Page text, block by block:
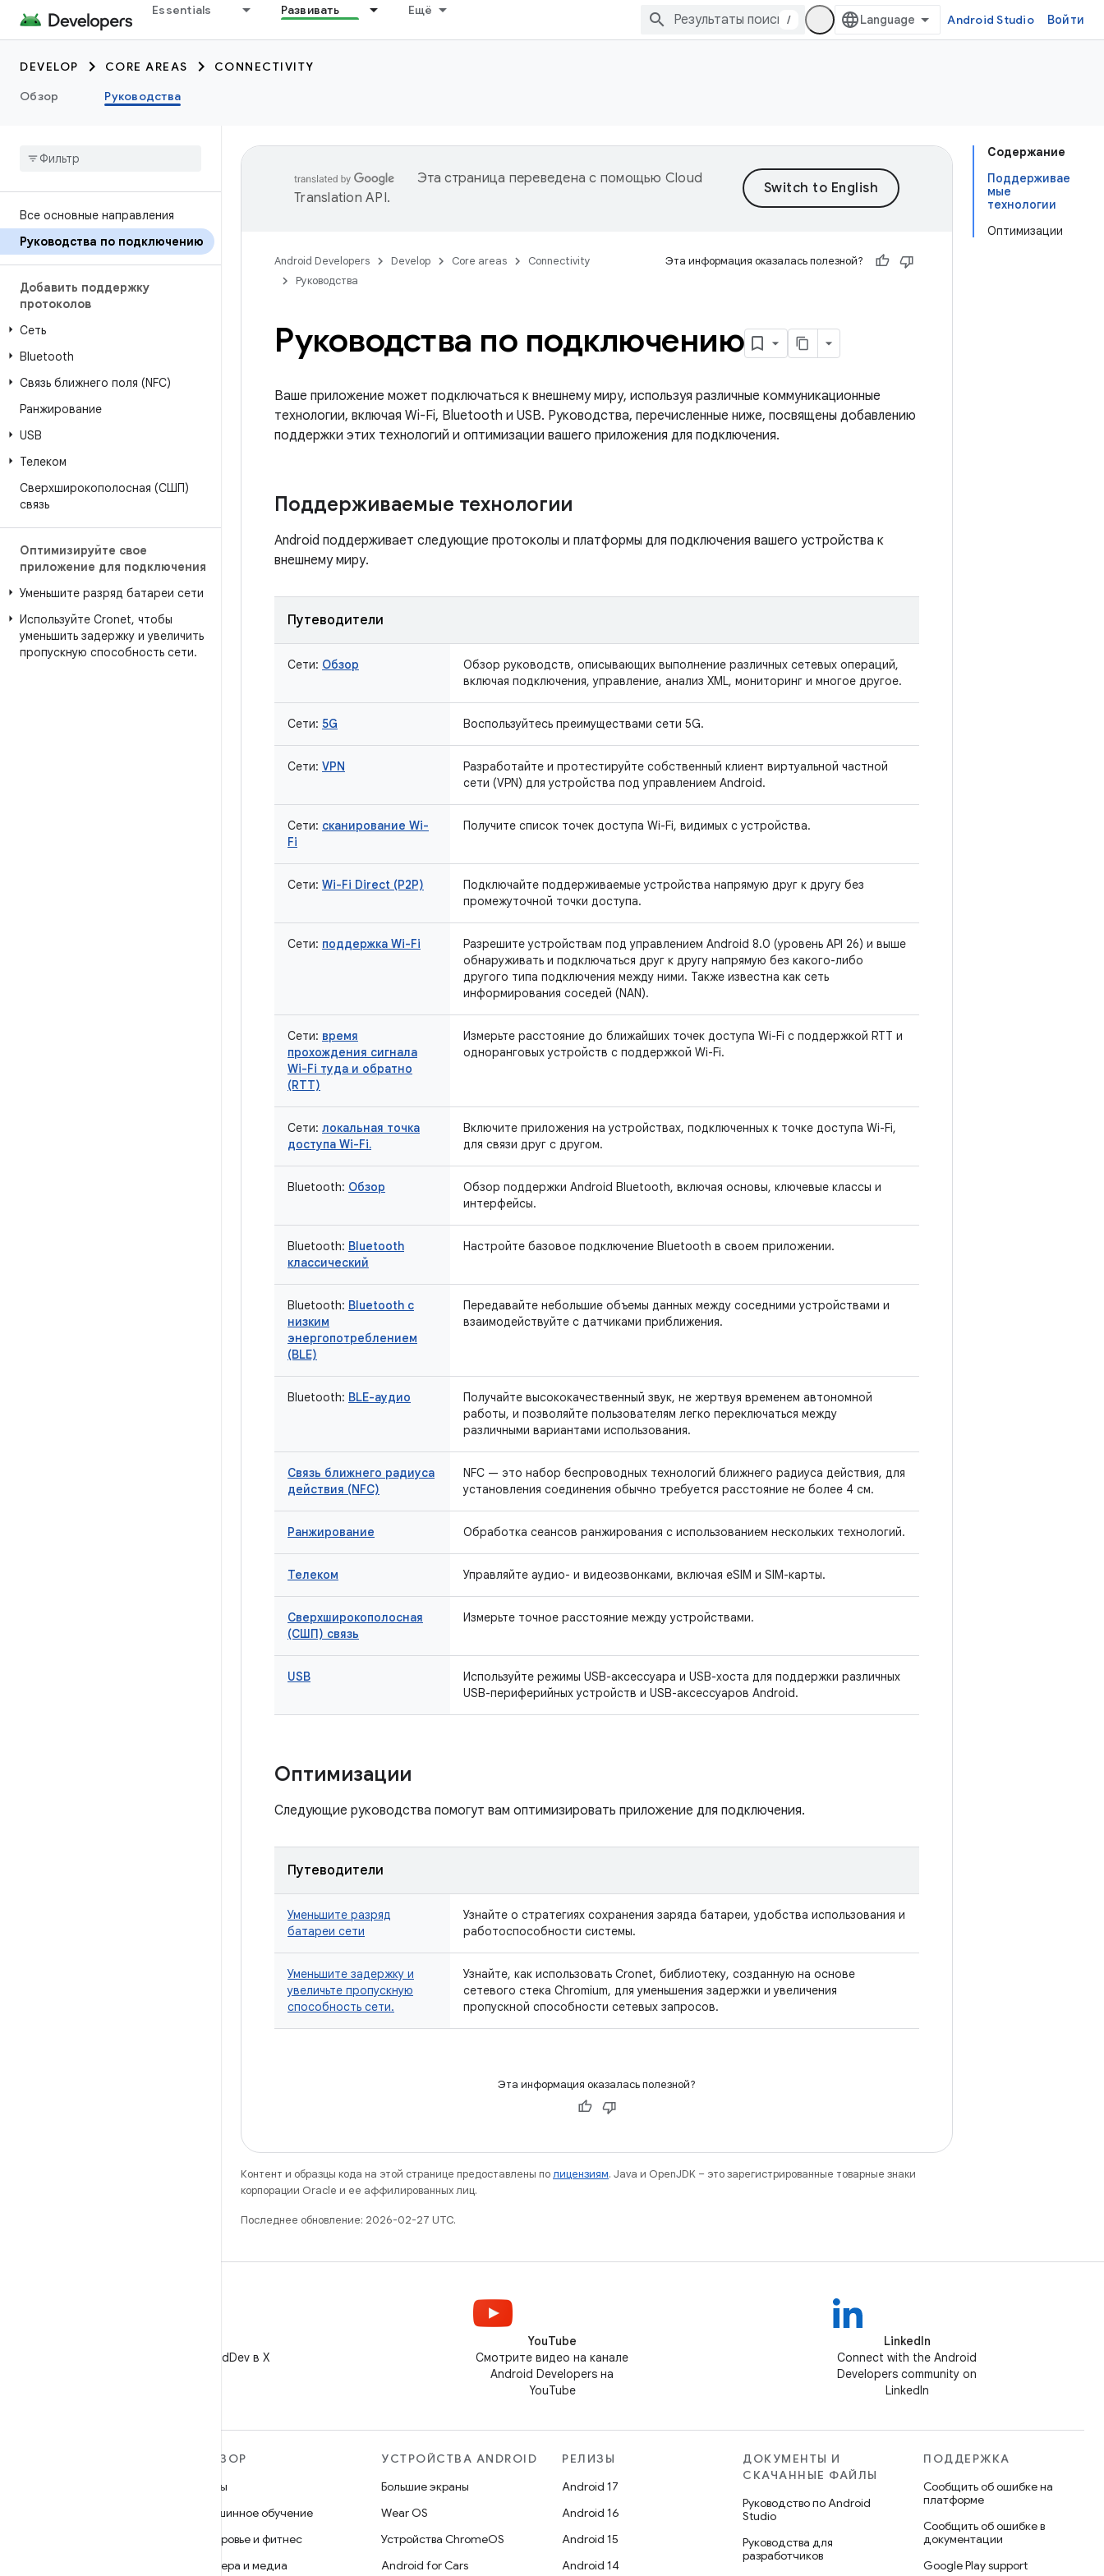
Essentials Развивать Ещё
/ Android Studio Войти
DEVELOP CORE AREAS
CONNECTIVITY
Обзор
Руководства
Все основные направления
Руководства по подключению
Добавить поддержку
протоколов
Сеть
Bluetooth
Связь ближнего поля (NFC)
Ранжирование
USB
Телеком
Сверхширокополосная (СШП)
связь
Оптимизируйте свое
приложение для подключения
Уменьшите разряд батареи сети
Используйте Cronet, чтобы
уменьшить задержку и увеличить
пропускную способность сети.
Содержание
Поддерживае
мые
технологии
Оптимизации
Эта страница переведена с помощью Cloud
Translation API.
Android Developers Develop Core areas
Connectivity
Руководства
Эта информация оказалась полезной?
Руководства по подключению
Ваше приложение может подключаться к внешнему миру, используя различные коммуникационные
технологии, включая Wi-Fi, Bluetooth и USB. Руководства, перечисленные ниже, посвящены добавлению
поддержки этих технологий и оптимизации вашего приложения для подключения.
Поддерживаемые технологии
Android поддерживает следующие протоколы и платформы для подключения вашего устройства к
внешнему миру.
Путеводители
Сети: Обзор
Обзор руководств, описывающих выполнение различных сетевых операций,
включая подключения, управление, анализ XML, мониторинг и многое другое.
Сети: 5G Воспользуйтесь преимуществами сети 5G.
Сети: VPN
Разработайте и протестируйте собственный клиент виртуальной частной
сети (VPN) для устройства под управлением Android.
Сети: сканирование Wi-
Fi
Получите список точек доступа Wi-Fi, видимых с устройства.
Сети: Wi-Fi Direct (P2P)
Подключайте поддерживаемые устройства напрямую друг к другу без
промежуточной точки доступа.
Сети: поддержка Wi-Fi
Разрешите устройствам под управлением Android 8.0 (уровень API 26) и выше
обнаруживать и подключаться друг к другу напрямую без какого-либо
другого типа подключения между ними. Также известна как сеть
информирования соседей (NAN).
Сети: время
прохождения сигнала
Wi-Fi туда и обратно
(RTT)
Измерьте расстояние до ближайших точек доступа Wi-Fi с поддержкой RTT и
одноранговых устройств с поддержкой Wi-Fi.
Сети: локальная точка
доступа Wi-Fi.
Включите приложения на устройствах, подключенных к точке доступа Wi-Fi,
для связи друг с другом.
Bluetooth: Обзор
Обзор поддержки Android Bluetooth, включая основы, ключевые классы и
интерфейсы.
Bluetooth: Bluetooth
классический
Настройте базовое подключение Bluetooth в своем приложении.
Bluetooth: Bluetooth с
низким
энергопотреблением
(BLE)
Передавайте небольшие объемы данных между соседними устройствами и
взаимодействуйте с датчиками приближения.
Bluetooth: BLE-аудио
Получайте высококачественный звук, не жертвуя временем автономной
работы, и позволяйте пользователям легко переключаться между
различными вариантами использования.
Связь ближнего радиуса
действия (NFC)
NFC — это набор беспроводных технологий ближнего радиуса действия, для
установления соединения обычно требуется расстояние не более 4 см.
Ранжирование Обработка сеансов ранжирования с использованием нескольких технологий.
Телеком Управляйте аудио- и видеозвонками, включая eSIM и SIM-карты.
Сверхширокополосная
(СШП) связь
Измерьте точное расстояние между устройствами.
USB
Используйте режимы USB-аксессуара и USB-хоста для поддержки различных
USB-периферийных устройств и USB-аксессуаров Android.
Оптимизации
Следующие руководства помогут вам оптимизировать приложение для подключения.
Путеводители
Уменьшите разряд
батареи сети
Узнайте о стратегиях сохранения заряда батареи, удобства использования и
работоспособности системы.
Уменьшите задержку и
увеличьте пропускную
способность сети.
Узнайте, как использовать Cronet, библиотеку, созданную на основе
сетевого стека Chromium, для уменьшения задержки и увеличения
пропускной способности сетевых запросов.
Эта информация оказалась полезной?
Контент и образцы кода на этой странице предоставлены полицензиям. Java и OpenJDK – это зарегистрированные товарные знаки
корпорации Oracle и ее аффилированных лиц.
Последнее обновление: 2026-02-27 UTC.
Читайте @AndroidDev в X
YouTube
Смотрите видео на канале
Android Developers на
YouTube
LinkedIn
Connect with the Android
Developers community on
LinkedIn
ОБЗОР
Игры
Машинное обучение
Здоровье и фитнес
Камера и медиа
УСТРОЙСТВА ANDROID
Большие экраны
Wear OS
Устройства ChromeOS
Android for Cars
РЕЛИЗЫ
Android 17
Android 16
Android 15
Android 14
ДОКУМЕНТЫ И
СКАЧАННЫЕ ФАЙЛЫ
Руководство по Android
Studio
Руководства для
разработчиков
ПОДДЕРЖКА
Сообщить об ошибке на
платформе
Сообщить об ошибке в
документации
Google Play support